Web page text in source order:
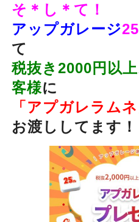
そ＊し＊て！
アップガレージ
て
税抜き2000円以
客様に
「アプガレラムネ
お渡ししてます！